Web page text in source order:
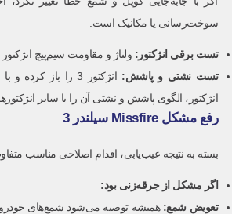
سوخت‌رسانی یا مکانیک است.
تست برقی انژکتور : ولتاژ و مقاومت سیم‌پیچ انژکتور 3 را بررسی کنید.
تست نشتی و پاشش:
انژکتور 3 را باز
انژکتور، الگوی پاشش و نشتی آن را با سایر
رفع مشکل Missfire سیلندر 3
بسته به نتیجه عیب‌یابی، اقدام اصلاحی مناسب
اگر مشکل از جرقه‌زنی بود:
تعویض شمع: